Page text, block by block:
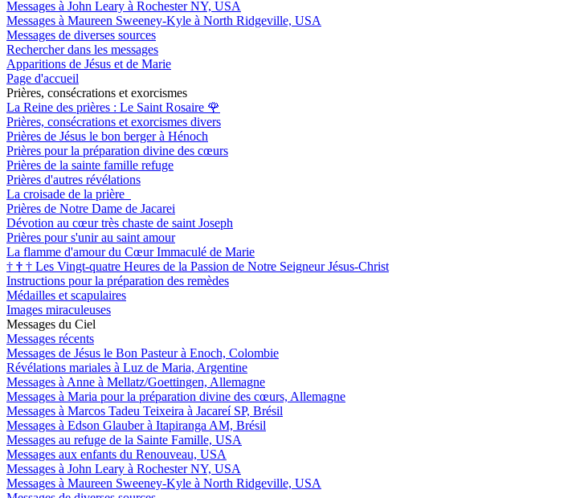
Messages à John Leary à Rochester NY, USA
Messages à Maureen Sweeney-Kyle à North Ridgeville, USA
Messages de diverses sources
Rechercher dans les messages
Apparitions de Jésus et de Marie
Page d'accueil
Prières, consécrations et exorcismes
La Reine des prières : Le Saint Rosaire 🌹
Prières, consécrations et exorcismes divers
Prières de Jésus le bon berger à Hénoch
Prières pour la préparation divine des cœurs
Prières de la sainte famille refuge
Prières d'autres révélations
La croisade de la prière
Prières de Notre Dame de Jacarei
Dévotion au cœur très chaste de saint Joseph
Prières pour s'unir au saint amour
La flamme d'amour du Cœur Immaculé de Marie
† † † Les Vingt-quatre Heures de la Passion de Notre Seigneur Jésus-Christ
Instructions pour la préparation des remèdes
Médailles et scapulaires
Images miraculeuses
Messages du Ciel
Messages récents
Messages de Jésus le Bon Pasteur à Enoch, Colombie
Révélations mariales à Luz de Maria, Argentine
Messages à Anne à Mellatz/Goettingen, Allemagne
Messages à Maria pour la préparation divine des cœurs, Allemagne
Messages à Marcos Tadeu Teixeira à Jacareí SP, Brésil
Messages à Edson Glauber à Itapiranga AM, Brésil
Messages au refuge de la Sainte Famille, USA
Messages aux enfants du Renouveau, USA
Messages à John Leary à Rochester NY, USA
Messages à Maureen Sweeney-Kyle à North Ridgeville, USA